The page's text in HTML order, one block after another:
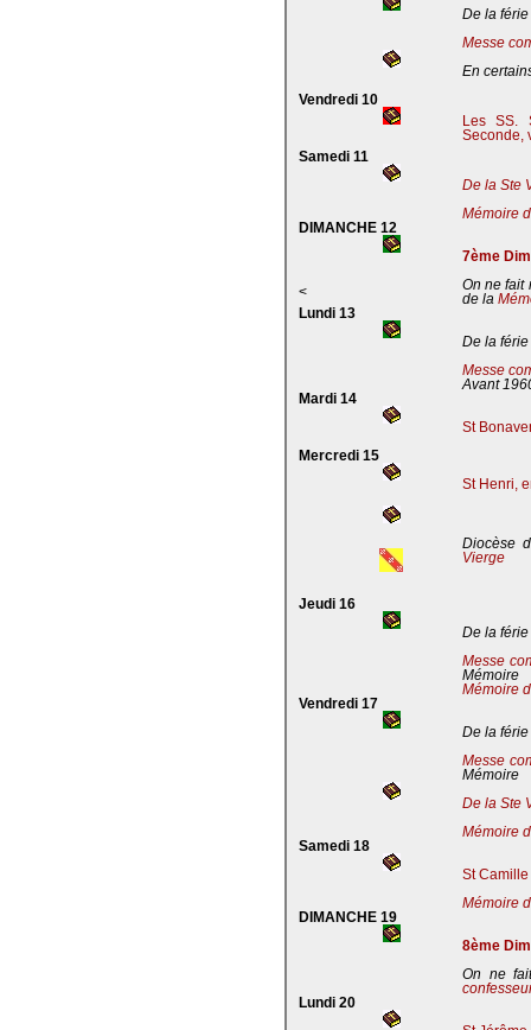
De la férie
Messe
En
Vendredi 10
Les SS.
Seconde,
Samedi 11
De la Ste
Mémoire
DIMANCHE 12
7ème
<
On ne fait
de la
Lundi 13
De la férie
Messe
Avant
Mardi 14
St
Mercredi 15
St Henri,
Diocèse
Vierge
Jeudi 16
De la férie
Messe
Mémoire
Mémoire
Vendredi 17
De la férie
Messe
Mémoire
De la Ste
Mémoire
Samedi 18
St
Mémoire
DIMANCHE 19
8ème
On ne
Lundi 20